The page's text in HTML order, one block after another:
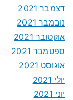
דצמבר 2021
נובמבר 2021
אוקטובר 2021
ספטמבר 2021
אוגוסט 2021
יולי 2021
יוני 2021